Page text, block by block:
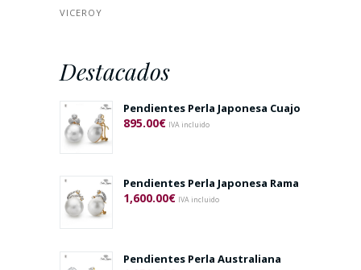
VICEROY
Destacados
Pendientes Perla Japonesa Cuajo
895.00€ IVA incluido
Pendientes Perla Japonesa Rama
1,600.00€ IVA incluido
Pendientes Perla Australiana